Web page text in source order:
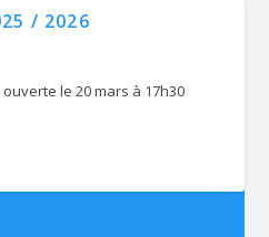
/ 2026
le 20 mars à 17h30